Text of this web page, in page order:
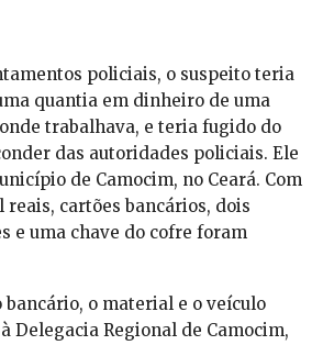
policiais, o suspeito teria
quantia em dinheiro de uma
trabalhava, e teria fugido do
das autoridades policiais. Ele
de Camocim, no Ceará. Com
reais, cartões bancários, dois
e uma chave do cofre foram
bancário, o material e o veículo
Delegacia Regional de Camocim,